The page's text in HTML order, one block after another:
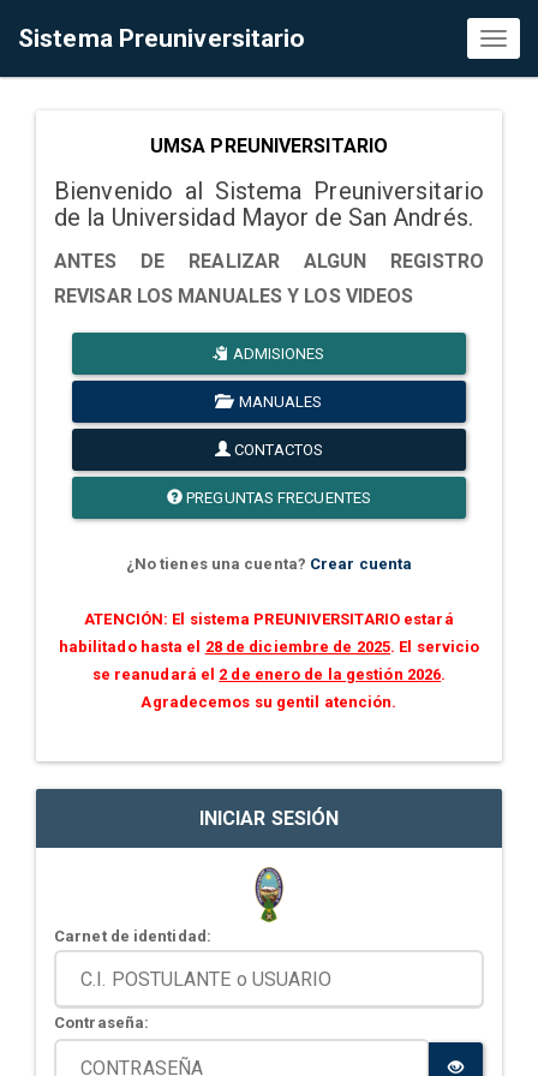
Sistema Preuniversitario
UMSA PREUNIVERSITARIO
Bienvenido al Sistema Preuniversitario
de la Universidad Mayor de San Andrés.
ANTES DE REALIZAR ALGUN REGISTRO
REVISAR LOS MANUALES Y LOS VIDEOS
ADMISIONES
MANUALES
CONTACTOS
PREGUNTAS FRECUENTES
¿No tienes una cuenta? Crear cuenta
ATENCIÓN: El sistema PREUNIVERSITARIO estará
habilitado hasta el 28 de diciembre de 2025. El servicio
se reanudará el 2 de enero de la gestión 2026.
Agradecemos su gentil atención.
INICIAR SESIÓN
Carnet de identidad:
Contraseña: